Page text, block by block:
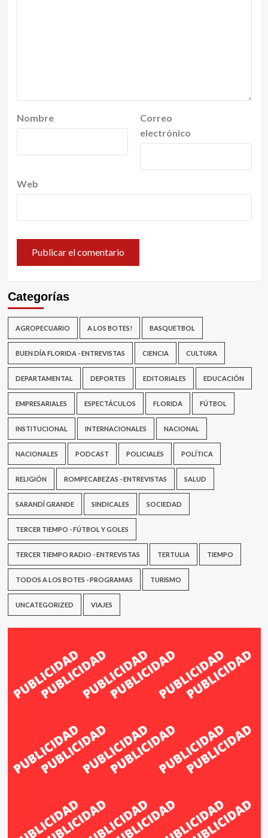
Nombre
Correo
electrónico
Web
Categorías
AGROPECUARIO A LOS BOTES! BASQUETBOL
BUEN DÍA FLORIDA - ENTREVISTAS CIENCIA CULTURA
DEPARTAMENTAL DEPORTES EDITORIALES EDUCACIÓN
EMPRESARIALES ESPECTÁCULOS FLORIDA FÚTBOL
INSTITUCIONAL INTERNACIONALES NACIONAL
NACIONALES PODCAST POLICIALES POLÍTICA
RELIGIÓN ROMPECABEZAS - ENTREVISTAS SALUD
SARANDÍ GRANDE SINDICALES SOCIEDAD
TERCER TIEMPO - FÚTBOL Y GOLES
TERCER TIEMPO RADIO - ENTREVISTAS TERTULIA TIEMPO
TODOS A LOS BOTES - PROGRAMAS TURISMO
UNCATEGORIZED VIAJES